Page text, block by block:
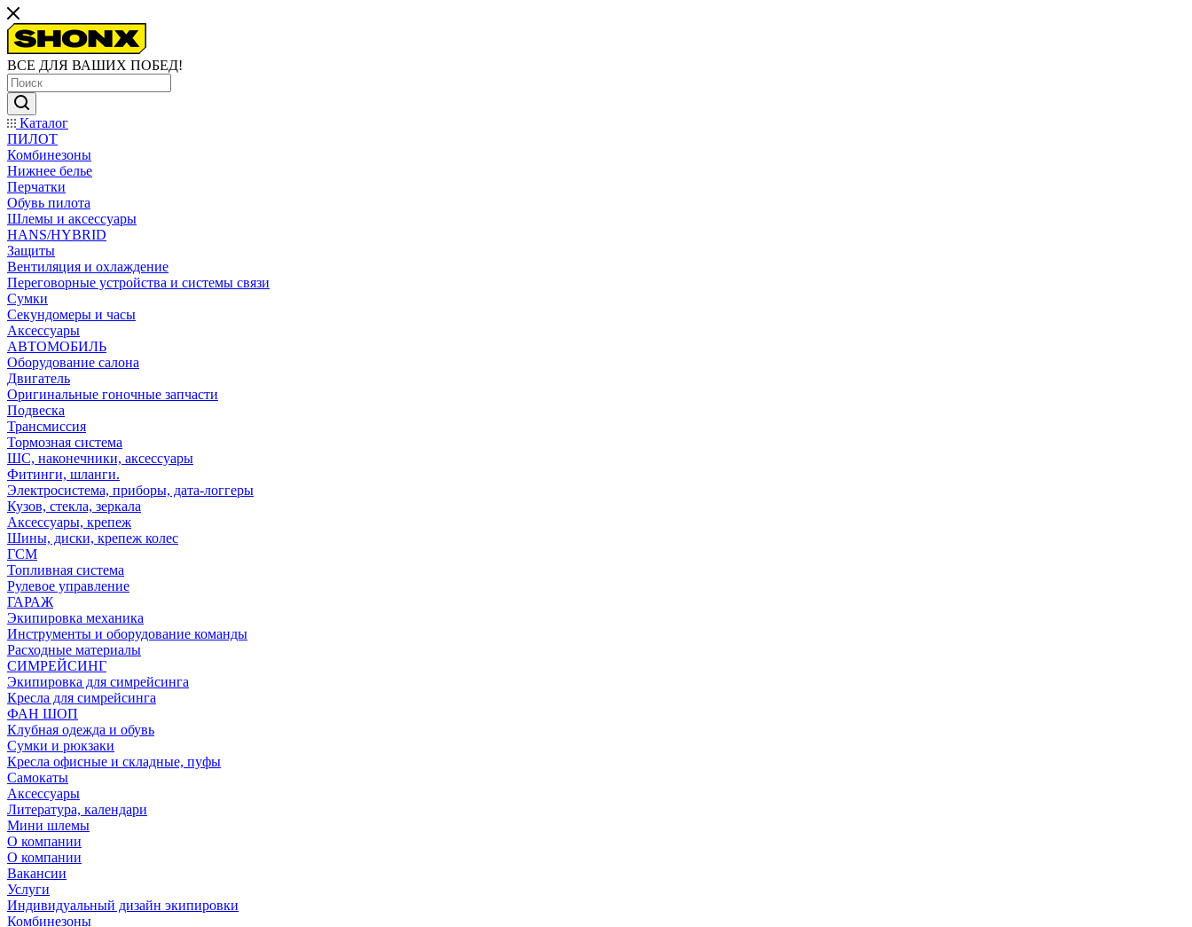
ВСЕ ДЛЯ ВАШИХ ПОБЕД!
Каталог
ПИЛОТ
Комбинезоны
Нижнее белье
Перчатки
Обувь пилота
Шлемы и аксессуары
HANS/HYBRID
Защиты
Вентиляция и охлаждение
Переговорные устройства и системы связи
Сумки
Секундомеры и часы
Аксессуары
АВТОМОБИЛЬ
Оборудование салона
Двигатель
Оригинальные гоночные запчасти
Подвеска
Трансмиссия
Тормозная система
ШС, наконечники, аксессуары
Фитинги, шланги.
Электросистема, приборы, дата-логгеры
Кузов, стекла, зеркала
Аксессуары, крепеж
Шины, диски, крепеж колес
ГСМ
Топливная система
Рулевое управление
ГАРАЖ
Экипировка механика
Инструменты и оборудование команды
Расходные материалы
СИМРЕЙСИНГ
Экипировка для симрейсинга
Кресла для симрейсинга
ФАН ШОП
Клубная одежда и обувь
Сумки и рюкзаки
Кресла офисные и складные, пуфы
Самокаты
Аксессуары
Литература, календари
Мини шлемы
О компании
О компании
Вакансии
Услуги
Индивидуальный дизайн экипировки
Комбинезоны